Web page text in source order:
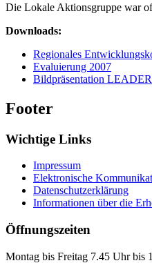
Die Lokale Aktionsgruppe war
Downloads:
Regionales
Evaluierung 2007
Bildpräsentation
Footer
Wichtige Links
Impressum
Elektronische
Datenschutzerklärung
Informationen über die
Öffnungszeiten
Montag bis Freitag 7.45 Uhr bis